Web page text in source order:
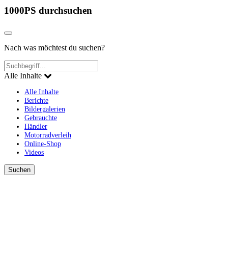
1000PS durchsuchen
Nach was möchtest du suchen?
Alle Inhalte
Alle Inhalte
Berichte
Bildergalerien
Gebrauchte
Händler
Motorradverleih
Online-Shop
Videos
Suchen